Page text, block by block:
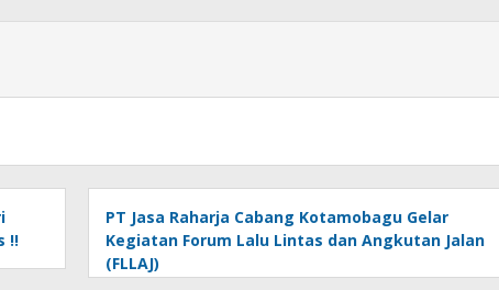
!!
PT Jasa Raharja Cabang Kotamobagu Gelar
Kegiatan Forum Lalu Lintas dan Angkutan Jalan
(FLLAJ)